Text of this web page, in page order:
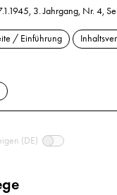
3. Jahrgang, Nr. 4,
/ Einführung
(DE)